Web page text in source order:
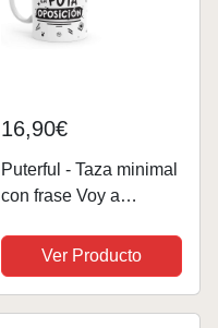
16,90€
Puterful - Taza minimal
con frase Voy a
oposición - Tazas
originales para café -
Resistente al
Ver Producto